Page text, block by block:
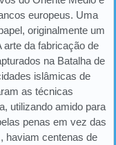
europeus. Uma
originalmente um
arte da fabricação de
na Batalha de
islâmicas de
as técnicas
utilizando amido para
penas em vez das
haviam centenas de